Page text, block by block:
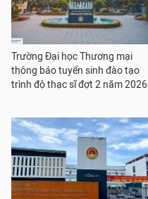
Trường Đại học Thương mại
thông báo tuyển sinh đào tạo
trình độ thạc sĩ đợt 2 năm 2026